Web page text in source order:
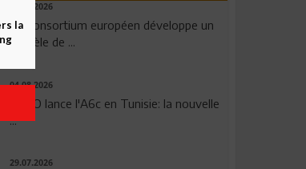
06.08.2026
Un consortium européen développe un
modèle de ...
04.08.2026
OPPO lance l'A6c en Tunisie: la nouvelle
...
29.07.2026
la